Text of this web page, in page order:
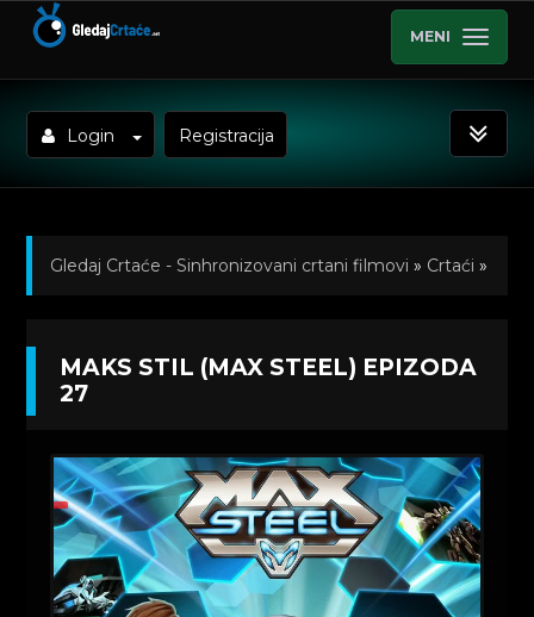
MENI
Login Registracija
Gledaj Crtaće - Sinhronizovani crtani filmovi » Crtaći »
Kratkometrazni crtani filmovi » Maks Stil (Max Steel)
MAKS STIL (MAX STEEL) EPIZODA
27